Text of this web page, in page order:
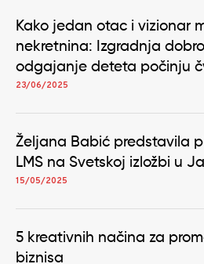
Kako jedan otac i vizionar
nekretnina: Izgradnja
odgajanje deteta počinju
23/06/2025
Željana Babić predstavila
LMS na Svetskoj izložbi u
15/05/2025
5 kreativnih načina za
biznisa